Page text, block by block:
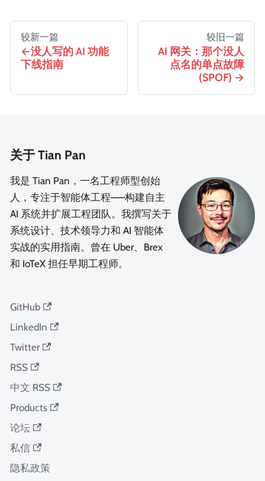
较新一篇
没人写的 AI 功能
下线指南
较旧一篇
AI 网关：那个没人
点名的单点故障
(SPOF)
关于 Tian Pan
我是 Tian Pan，一名工程师型创始
人，专注于智能体工程——构建自主
AI 系统并扩展工程团队。我撰写关于
系统设计、技术领导力和 AI 智能体
实战的实用指南。曾在 Uber、Brex
和 IoTeX 担任早期工程师。
GitHub
LinkedIn
Twitter
RSS
中文 RSS
Products
论坛
私信
隐私政策